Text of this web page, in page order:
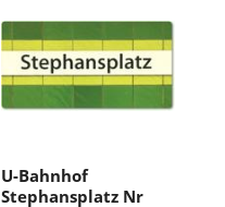
U-Bahnhof
Stephansplatz Nr